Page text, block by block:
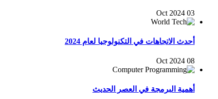
03 Oct 2024
أحدث الاتجاهات في التكنولوجيا لعام 2024
08 Oct 2024
أهمية البرمجة في العصر الحديث